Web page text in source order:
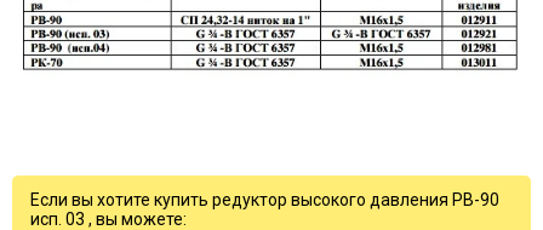
Если вы хотите купить редуктор высокого давления РВ-90
исп. 03 , вы можете: